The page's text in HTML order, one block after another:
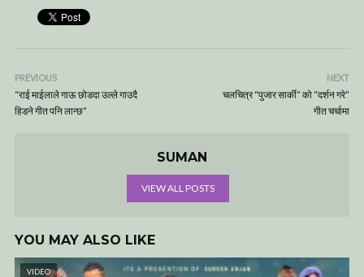
PREVIOUS
“राई माईलाले गाऊ छोडदा उल्ले गाउदै
हिडने गीत पनि लान्छ”
NEXT
चलचित्र “पुजार सार्की” को “दर्शन गरे”
गीत चर्चामा
SUMAN
VIEW ALL POSTS
YOU MAY ALSO LIKE
VIDEO